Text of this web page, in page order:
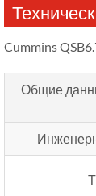
Cummins
Общие